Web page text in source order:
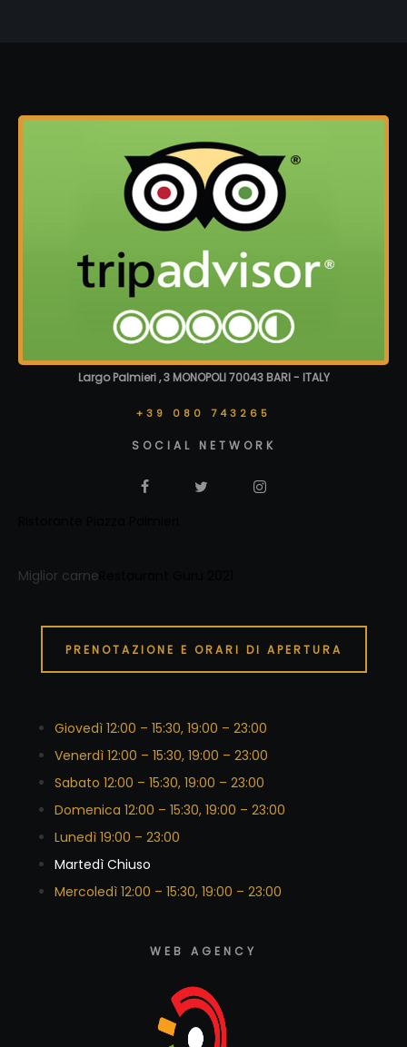
Largo Palmieri , 3 MONOPOLI 70043 BARI - ITALY
+39 080 743265
SOCIAL NETWORK
Miglior carne
PRENOTAZIONE E ORARI DI APERTURA
Giovedì 12:00 – 15:30, 19:00 – 23:00
Venerdì 12:00 – 15:30, 19:00 – 23:00
Sabato 12:00 – 15:30, 19:00 – 23:00
Domenica 12:00 – 15:30, 19:00 – 23:00
Lunedì 19:00 – 23:00
Martedì Chiuso
Mercoledì 12:00 – 15:30, 19:00 – 23:00
WEB AGENCY